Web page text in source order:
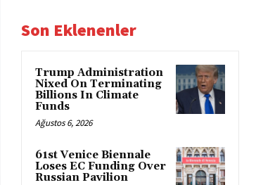
Son Eklenenler
Trump Administration
Nixed On Terminating
Billions In Climate
Funds
Ağustos 6, 2026
61st Venice Biennale
Loses EC Funding Over
Russian Pavilion